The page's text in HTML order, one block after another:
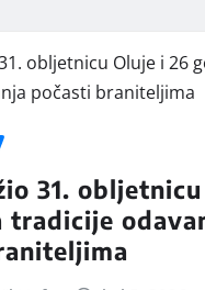
31.
tradicije